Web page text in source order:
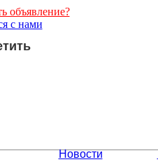
объявление?
с нами
Новости